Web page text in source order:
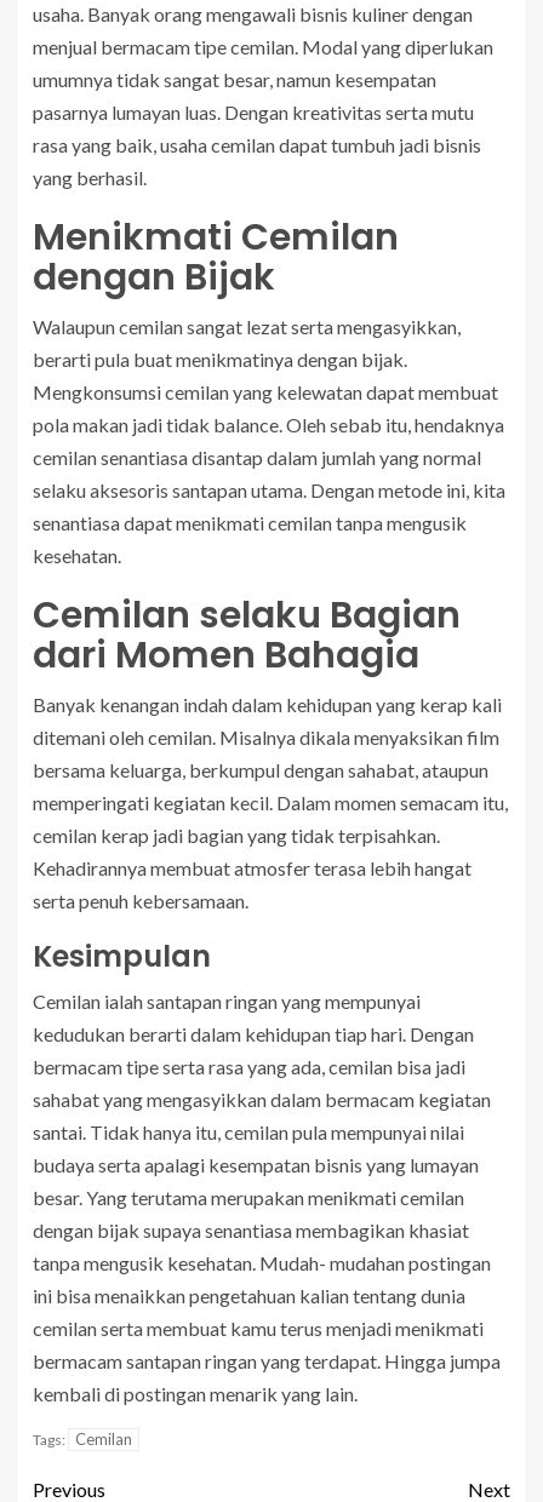
usaha. Banyak orang mengawali bisnis kuliner dengan
menjual bermacam tipe cemilan. Modal yang diperlukan
umumnya tidak sangat besar, namun kesempatan
pasarnya lumayan luas. Dengan kreativitas serta mutu
rasa yang baik, usaha cemilan dapat tumbuh jadi bisnis
yang berhasil.
Menikmati Cemilan
dengan Bijak
Walaupun cemilan sangat lezat serta mengasyikkan,
berarti pula buat menikmatinya dengan bijak.
Mengkonsumsi cemilan yang kelewatan dapat membuat
pola makan jadi tidak balance. Oleh sebab itu, hendaknya
cemilan senantiasa disantap dalam jumlah yang normal
selaku aksesoris santapan utama. Dengan metode ini, kita
senantiasa dapat menikmati cemilan tanpa mengusik
kesehatan.
Cemilan selaku Bagian
dari Momen Bahagia
Banyak kenangan indah dalam kehidupan yang kerap kali
ditemani oleh cemilan. Misalnya dikala menyaksikan film
bersama keluarga, berkumpul dengan sahabat, ataupun
memperingati kegiatan kecil. Dalam momen semacam itu,
cemilan kerap jadi bagian yang tidak terpisahkan.
Kehadirannya membuat atmosfer terasa lebih hangat
serta penuh kebersamaan.
Kesimpulan
Cemilan ialah santapan ringan yang mempunyai
kedudukan berarti dalam kehidupan tiap hari. Dengan
bermacam tipe serta rasa yang ada, cemilan bisa jadi
sahabat yang mengasyikkan dalam bermacam kegiatan
santai. Tidak hanya itu, cemilan pula mempunyai nilai
budaya serta apalagi kesempatan bisnis yang lumayan
besar. Yang terutama merupakan menikmati cemilan
dengan bijak supaya senantiasa membagikan khasiat
tanpa mengusik kesehatan. Mudah- mudahan postingan
ini bisa menaikkan pengetahuan kalian tentang dunia
cemilan serta membuat kamu terus menjadi menikmati
bermacam santapan ringan yang terdapat. Hingga jumpa
kembali di postingan menarik yang lain.
Tags: Cemilan
Previous
Next